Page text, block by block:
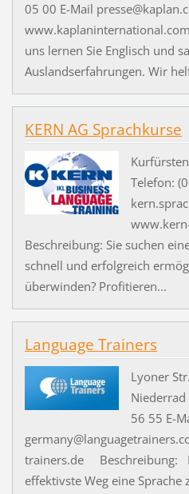
05 00 E-Mail
uns lernen Sie Englisch und
Auslandserfahrungen. Wir
KERN AG Sprachkurse
Telefon:
Beschreibung: Sie suchen
schnell und erfolgreich
überwinden? Profitieren...
Language Trainers
Lyoner
56 55 E-
trainers.de Beschreibung:
effektivste Weg eine Sprache